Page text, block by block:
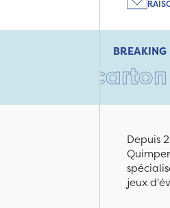
BREAKING
carton
Depuis
jeux